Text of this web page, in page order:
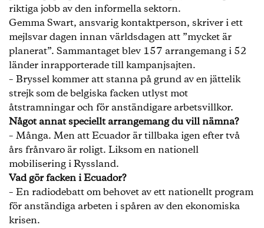
riktiga jobb av den informella sektorn.
Gemma Swart, ansvarig kontaktperson, skriver i ett
mejlsvar dagen innan världsdagen att ”mycket är
planerat”. Sammantaget blev 157 arrangemang i 52
länder inrapporterade till kampanjsajten.
– Bryssel kommer att stanna på grund av en jättelik
strejk som de belgiska facken utlyst mot
åtstramningar och för anständigare arbetsvillkor.
Något annat speciellt arrangemang du vill nämna?
– Många. Men att Ecuador är tillbaka igen efter två
års frånvaro är roligt. Liksom en nationell
mobilisering i Ryssland.
Vad gör facken i Ecuador?
– En radiodebatt om behovet av ett nationellt program
för anständiga arbeten i spåren av den ekonomiska
krisen.